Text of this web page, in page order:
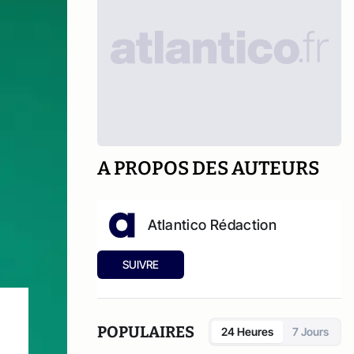
A PROPOS DES AUTEURS
Atlantico Rédaction
SUIVRE
POPULAIRES 24 Heures 7 Jours